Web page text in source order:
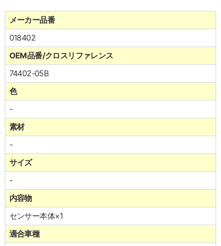
メーカー品番
018402
OEM品番/クロスリファレンス
74402-05B
色
-
素材
-
サイズ
-
内容物
センサー本体×1
適合車種